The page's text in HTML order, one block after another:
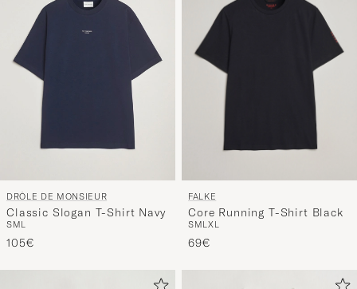
DRÔLE DE MONSIEUR
Classic Slogan T-Shirt Navy
SML
105€
FALKE
Core Running T-Shirt Black
SMLXL
69€